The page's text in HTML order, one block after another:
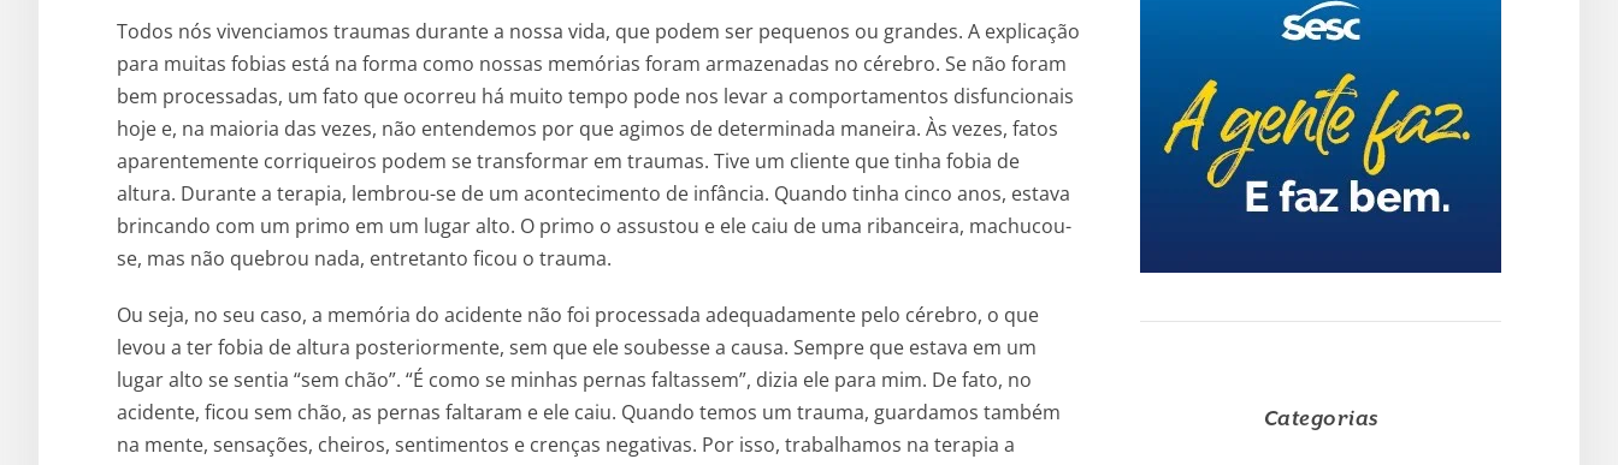
Todos nós vivenciamos traumas durante a nossa vida, que podem ser pequenos ou grandes. A explicação
para muitas fobias está na forma como nossas memórias foram armazenadas no cérebro. Se não foram
bem processadas, um fato que ocorreu há muito tempo pode nos levar a comportamentos disfuncionais
hoje e, na maioria das vezes, não entendemos por que agimos de determinada maneira. Às vezes, fatos
aparentemente corriqueiros podem se transformar em traumas. Tive um cliente que tinha fobia de
altura. Durante a terapia, lembrou-se de um acontecimento de infância. Quando tinha cinco anos, estava
brincando com um primo em um lugar alto. O primo o assustou e ele caiu de uma ribanceira, machucou-
se, mas não quebrou nada, entretanto ficou o trauma.
Ou seja, no seu caso, a memória do acidente não foi processada adequadamente pelo cérebro, o que
levou a ter fobia de altura posteriormente, sem que ele soubesse a causa. Sempre que estava em um
lugar alto se sentia “sem chão”. “É como se minhas pernas faltassem”, dizia ele para mim. De fato, no
acidente, ficou sem chão, as pernas faltaram e ele caiu. Quando temos um trauma, guardamos também
na mente, sensações, cheiros, sentimentos e crenças negativas. Por isso, trabalhamos na terapia a
Categorias